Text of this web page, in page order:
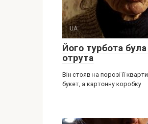
UA
Його турбота
отрута
Він стояв на порозі її
букет, а картонну коробку